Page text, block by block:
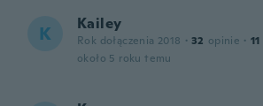
K Kailey
Rok dołączenia 2018 · 32 opinie · 11
około 5 roku temu